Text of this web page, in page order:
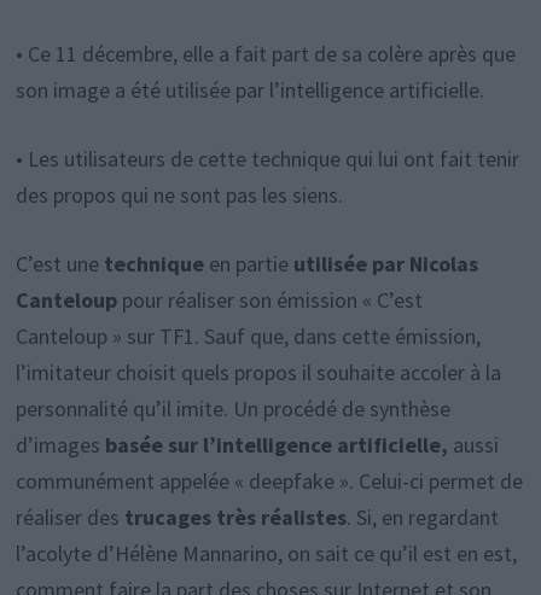
• Ce 11 décembre, elle a fait part de sa colère après que
son image a été utilisée par l’intelligence artificielle.
• Les utilisateurs de cette technique qui lui ont fait tenir
des propos qui ne sont pas les siens.
C’est une technique en partie utilisée par Nicolas
Cantelouppour réaliser son émission « C’est
Canteloup » sur TF1. Sauf que, dans cette émission,
l’imitateur choisit quels propos il souhaite accoler à la
personnalité qu’il imite. Un procédé de synthèse
d’images basée sur l’intelligence artificielle, aussi
communément appelée « deepfake ». Celui-ci permet de
réaliser des trucages très réalistes. Si, en regardant
l’acolyte d’Hélène Mannarino, on sait ce qu’il est en est,
comment faire la part des choses sur Internet et son